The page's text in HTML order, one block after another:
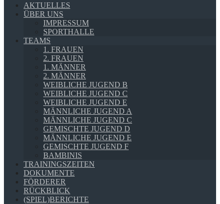
AKTUELLES
ÜBER UNS
IMPRESSUM
SPORTHALLE
TEAMS
1. FRAUEN
2. FRAUEN
1. MÄNNER
2. MÄNNER
WEIBLICHE JUGEND B
WEIBLICHE JUGEND C
WEIBLICHE JUGEND E
MÄNNLICHE JUGEND A
MÄNNLICHE JUGEND C
GEMISCHTE JUGEND D
MÄNNLICHE JUGEND E
GEMISCHTE JUGEND F
BAMBINIS
TRAININGSZEITEN
DOKUMENTE
FÖRDERER
RÜCKBLICK
(SPIEL)BERICHTE